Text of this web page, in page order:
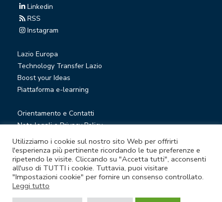
Linkedin
RSS
Instagram
Lazio Europa
Technology Transfer Lazio
Boost your Ideas
Piattaforma e-learning
Orientamento e Contatti
Note legali e Privacy Policy
Privacy Newsletter
Società trasparente
Whistleblowing
© Lazio Innova S.p.A. società soggetta a direzione e
Utilizziamo i cookie sul nostro sito Web per offrirti
l'esperienza più pertinente ricordando le tue preferenze e
ripetendo le visite. Cliccando su "Accetta tutti", acconsenti
all'uso di TUTTI i cookie. Tuttavia, puoi visitare
"Impostazioni cookie" per fornire un consenso controllato.
Leggi tutto